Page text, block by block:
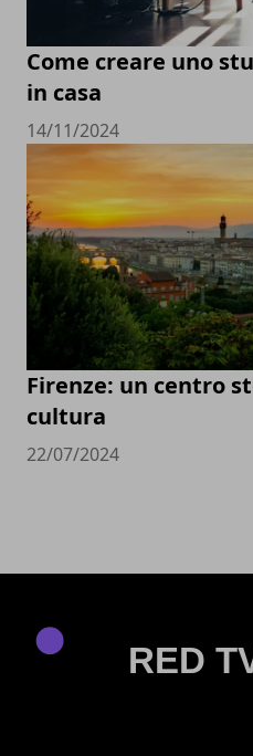
Come creare uno
in casa
14/11/2024
Firenze: un centro
cultura
22/07/2024